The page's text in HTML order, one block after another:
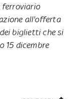
all'offerta
biglietti che si
15 dicembre